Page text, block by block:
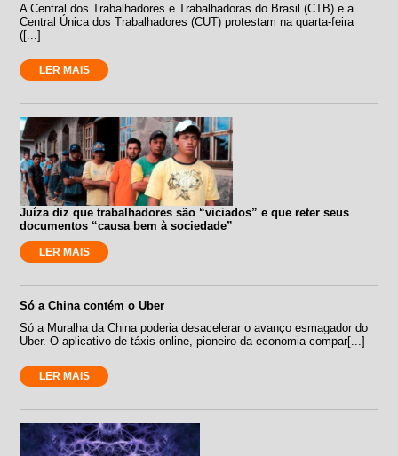
A Central dos Trabalhadores e Trabalhadoras do Brasil (CTB) e a
Central Única dos Trabalhadores (CUT) protestam na quarta-feira
([...]
LER MAIS
Juíza diz que trabalhadores são “viciados” e que reter seus
documentos “causa bem à sociedade”
LER MAIS
Só a China contém o Uber
Só a Muralha da China poderia desacelerar o avanço esmagador do
Uber. O aplicativo de táxis online, pioneiro da economia compar[...]
LER MAIS